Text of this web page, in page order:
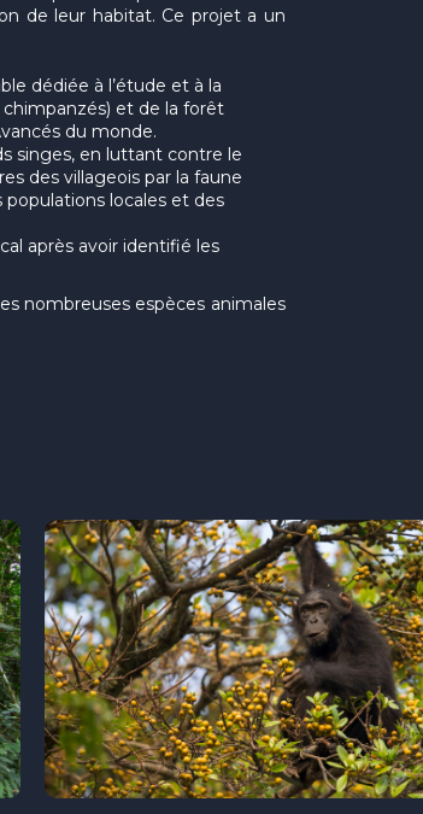
de leur habitat. Ce projet a un
dédiée à l’étude et à la
et de la forêt
du monde.
singes, en luttant contre le
des villageois par la faune
locales et des
après avoir identifié les
nombreuses espèces animales